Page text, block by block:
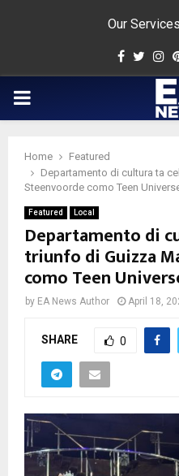
Our Services
Facebook
PRIMARY
Home
Featured
Departamento di cultura ta
Steenvoorde como Teen
Featured Local
Departamento di
triunfo di Guizza
como Teen
by EA News Author April 18,
SHARE 0